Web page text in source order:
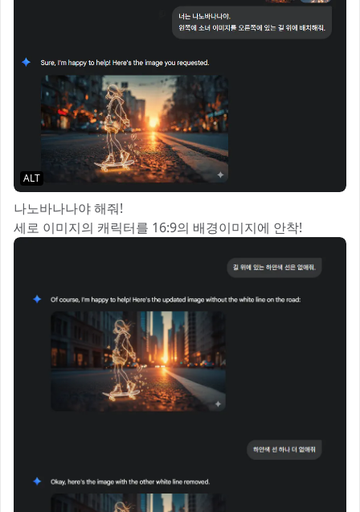
ALT
나노바나나야 해줘!
세로 이미지의 캐릭터를 16:9의 배경이미지에 안착!